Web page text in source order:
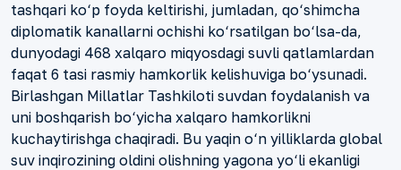
tashqari ko‘p foyda keltirishi, jumladan, qo‘shimcha
diplomatik kanallarni ochishi ko‘rsatilgan bo‘lsa-da,
dunyodagi 468 xalqaro miqyosdagi suvli qatlamlardan
faqat 6 tasi rasmiy hamkorlik kelishuviga bo‘ysunadi.
Birlashgan Millatlar Tashkiloti suvdan foydalanish va
uni boshqarish bo‘yicha xalqaro hamkorlikni
kuchaytirishga chaqiradi. Bu yaqin o‘n yilliklarda global
suv inqirozining oldini olishning yagona yo‘li ekanligi